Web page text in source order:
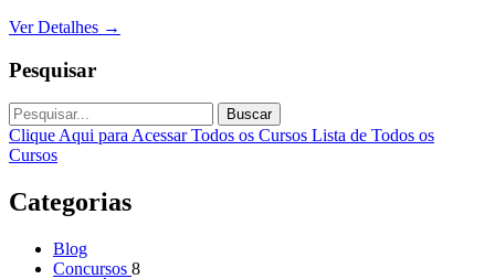
Ver Detalhes →
Pesquisar
Buscar
Clique Aqui para Acessar Todos os Cursos Lista de Todos os
Cursos
Categorias
Blog
Concursos 8